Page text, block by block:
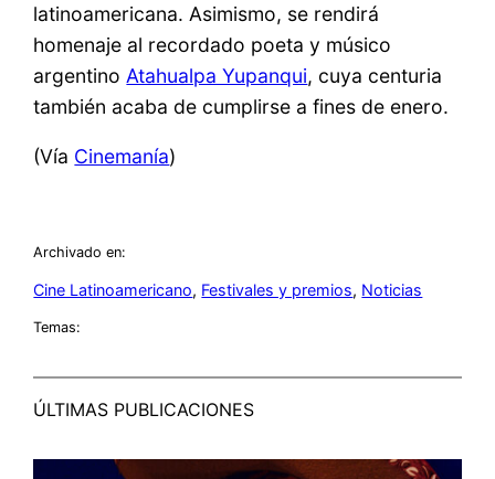
latinoamericana. Asimismo, se rendirá
homenaje al recordado poeta y músico
argentino Atahualpa Yupanqui, cuya centuria
también acaba de cumplirse a fines de enero.
(Vía Cinemanía)
Archivado en:
Cine Latinoamericano, Festivales y premios, Noticias
Temas:
ÚLTIMAS PUBLICACIONES